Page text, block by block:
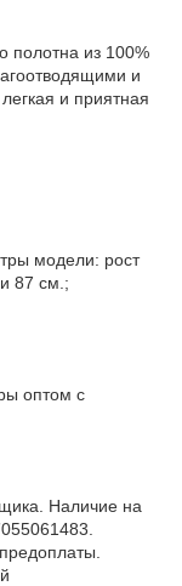
полотна из 100%
и
и приятная
модели: рост
87 см.;
оптом с
Наличие на